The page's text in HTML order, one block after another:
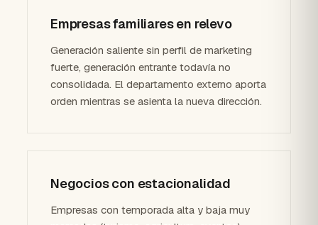
Empresas familiares en relevo
Generación saliente sin perfil de marketing
fuerte, generación entrante todavía no
consolidada. El departamento externo aporta
orden mientras se asienta la nueva dirección.
Negocios con estacionalidad
Empresas con temporada alta y baja muy